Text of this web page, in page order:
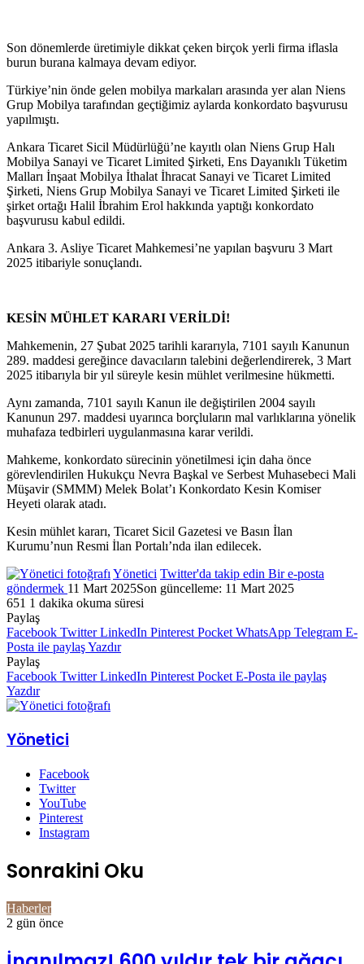
Son dönemlerde üretimiyle dikkat çeken birçok yerli firma iflasla
burun burana kalmaya devam ediyor.
Türkiye’nin önde gelen mobilya markaları arasında yer alan Niens
Grup Mobilya tarafından geçtiğimiz aylarda konkordato başvurusu
yapılmıştı.
Ankara Ticaret Sicil Müdürlüğü’ne kayıtlı olan Niens Grup Halı
Mobilya Sanayi ve Ticaret Limited Şirketi, Ens Dayanıklı Tüketim
Malları İnşaat Mobilya İthalat İhracat Sanayi ve Ticaret Limited
Şirketi, Niens Grup Mobilya Sanayi ve Ticaret Limited Şirketi ile
şirket ortağı Halil İbrahim Erol hakkında yaptığı konkordato
başvurusu kabul edildi.
Ankara 3. Asliye Ticaret Mahkemesi’ne yapılan başvuru 3 Mart
2025 itibariyle sonuçlandı.
KESİN MÜHLET KARARI VERİLDİ!
Mahkemenin, 27 Şubat 2025 tarihli kararıyla, 7101 sayılı Kanunun
289. maddesi gereğince davacıların talebini değerlendirerek, 3 Mart
2025 itibarıyla bir yıl süreyle kesin mühlet verilmesine hükmetti.
Aynı zamanda, 7101 sayılı Kanun ile değiştirilen 2004 sayılı
Kanunun 297. maddesi uyarınca borçluların mal varlıklarına yönelik
muhafaza tedbirleri uygulanmasına karar verildi.
Mahkeme, konkordato sürecinin yönetilmesi için daha önce
görevlendirilen Hukukçu Nevra Başkal ve Serbest Muhasebeci Mali
Müşavir (SMMM) Melek Bolat’ı Konkordato Kesin Komiser
Heyeti olarak atadı.
Kesin mühlet kararı, Ticaret Sicil Gazetesi ve Basın İlan
Kurumu’nun Resmi İlan Portalı’nda ilan edilecek.
Yönetici Twitter'da takip edin Bir e-posta
göndermek 11 Mart 2025Son güncelleme: 11 Mart 2025
651 1 dakika okuma süresi
Paylaş
Facebook Twitter LinkedIn Pinterest Pocket WhatsApp Telegram E-
Posta ile paylaşYazdır
Paylaş
Facebook Twitter LinkedIn Pinterest Pocket E-Posta ile paylaş
Yazdır
Yönetici
Facebook
Twitter
YouTube
Pinterest
Instagram
Sonrakini Oku
Haberler
2 gün önce